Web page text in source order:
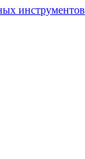
инструментов